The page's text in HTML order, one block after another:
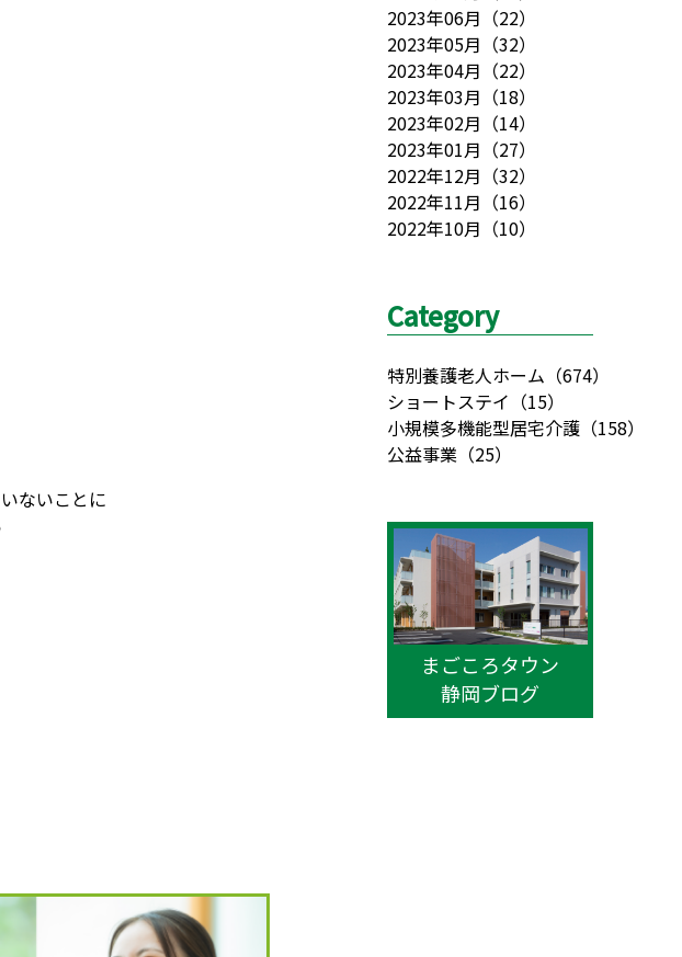
ないことに
2023年06月 （22）
2023年05月 （32）
2023年04月 （22）
2023年03月 （18）
2023年02月 （14）
2023年01月 （27）
2022年12月 （32）
2022年11月 （16）
2022年10月 （10）
Category
特別養護老人ホーム （674）
ショートステイ （15）
小規模多機能型居宅介護 （158）
公益事業 （25）
まごころタウン
静岡ブログ